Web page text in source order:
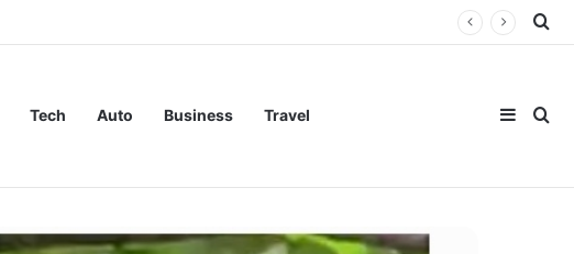
Tech Auto Business Travel